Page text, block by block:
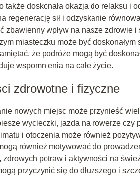
także doskonała okazja do relaksu i
regenerację sił i odzyskanie
zbawienny wpływ na nasze zdrowie
miasteczku może być
że podróże mogą być
wspomnienia na całe życie.
zdrowotne i fizyczne
nowych miejsc może przynieść
wycieczki, jazda na rowerze czy
i otoczenia może również
również motywować do
zdrowych potraw i aktywności na
przyczynić się do dłuższego i